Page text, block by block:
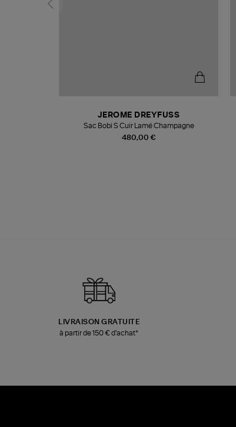
480,00 €
JEROME DREYFUSS
Sac Bobi S Cuir Lamé Champagne
LIVRAISON GRATUITE
à partir de 150 € d'achat*